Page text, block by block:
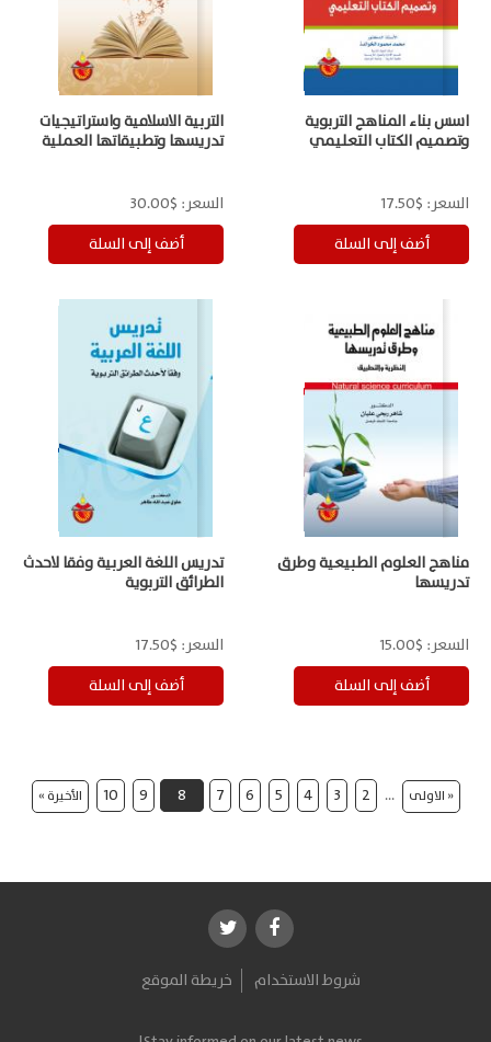
اسس بناء المناهج التربوية
وتصميم الكتاب التعليمي
السعر: $17.50
التربية الاسلامية واستراتيجيات
تدريسها وتطبيقاتها العملية
السعر: $30.00
مناهج العلوم الطبيعية وطرق
تدريسها
السعر: $15.00
تدريس اللغة العربية وفقا لاحدث
الطرائق التربوية
السعر: $17.50
« الاولى …
2
3
4
5
6
7
8
9
10 الأخيرة »
شروط الاستخدام خريطة الموقع